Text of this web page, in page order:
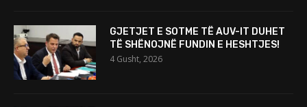
GJETJET E SOTME TË AUV-IT DUHET
TË SHËNOJNË FUNDIN E HESHTJES!
4 Gusht, 2026